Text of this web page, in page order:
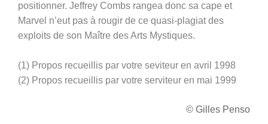
positionner. Jeffrey Combs rangea donc sa cape et
Marvel n’eut pas à rougir de ce quasi-plagiat des
exploits de son Maître des Arts Mystiques.
(1) Propos recueillis par votre seviteur en avril 1998
(2) Propos recueillis par votre serviteur en mai 1999
© Gilles Penso